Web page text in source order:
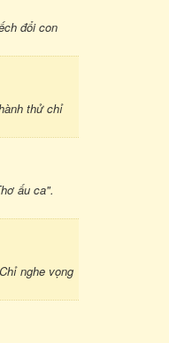
đổi con
thử chỉ
ấu ca".
nghe vọng